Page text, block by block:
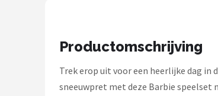
Productomschrijving
Trek erop uit voor een heerlijke dag in
sneeuwpret met deze Barbie speelset